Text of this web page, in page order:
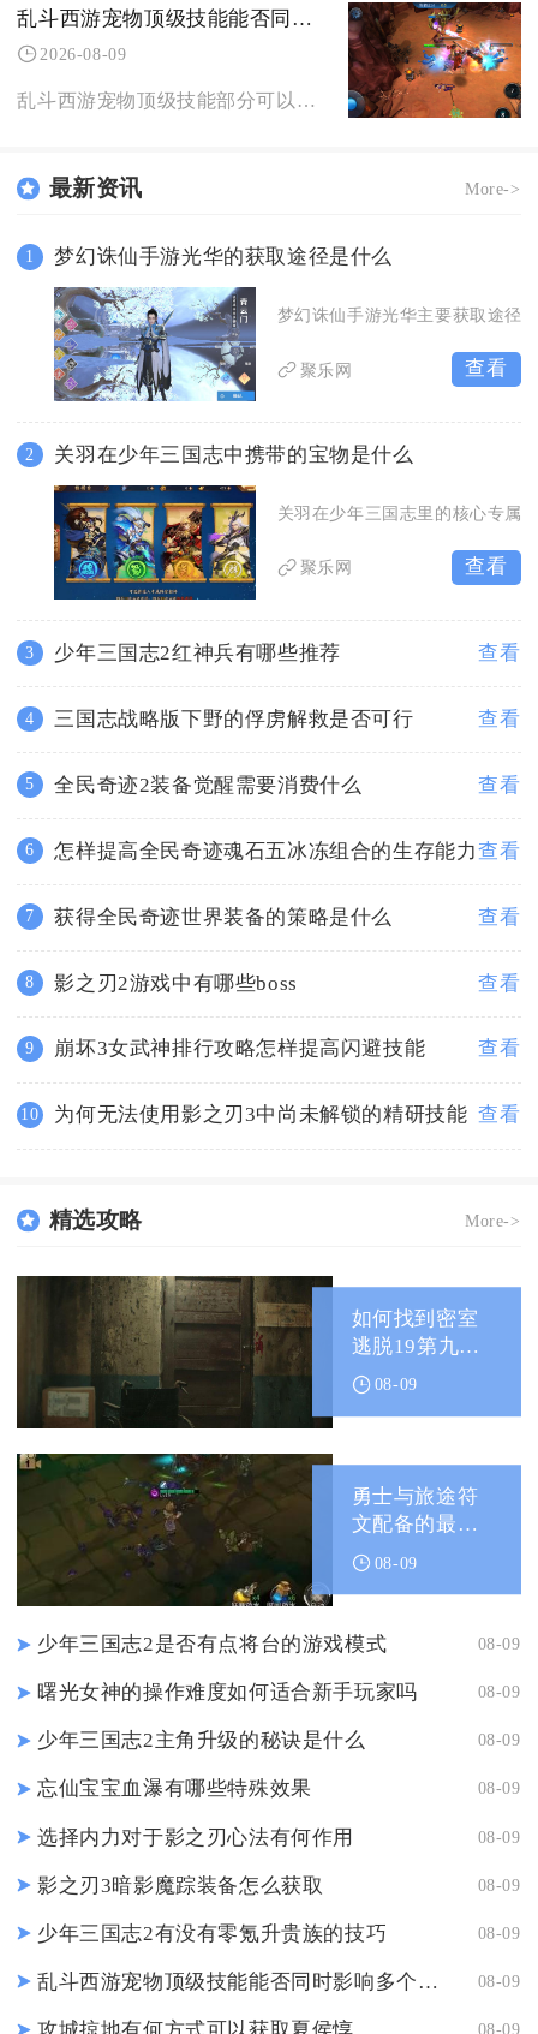
乱斗西游宠物顶级技能能否同时影响多个敌人
2026-08-09
乱斗西游宠物顶级技能部分可以同时影响多个敌人，技能能否作用多名目标取决于技能类型，并非所有
最新资讯 More->
1 梦幻诛仙手游光华的获取途径是什么
梦幻诛仙手游光华主要获取途径
聚乐网 查看
2 关羽在少年三国志中携带的宝物是什么
关羽在少年三国志里的核心专属
聚乐网 查看
3 少年三国志2红神兵有哪些推荐 查看
4 三国志战略版下野的俘虏解救是否可行 查看
5 全民奇迹2装备觉醒需要消费什么 查看
6 怎样提高全民奇迹魂石五冰冻组合的生存能力查看
7 获得全民奇迹世界装备的策略是什么 查看
8 影之刃2游戏中有哪些boss 查看
9 崩坏3女武神排行攻略怎样提高闪避技能 查看
10 为何无法使用影之刃3中尚未解锁的精研技能 查看
精选攻略 More->
如何找到密室
逃脱19第九关
的出口
08-09
勇士与旅途符
文配备的最新
阵容怎么样
08-09
少年三国志2是否有点将台的游戏模式 08-09
曙光女神的操作难度如何适合新手玩家吗 08-09
少年三国志2主角升级的秘诀是什么 08-09
忘仙宝宝血瀑有哪些特殊效果 08-09
选择内力对于影之刃心法有何作用 08-09
影之刃3暗影魔踪装备怎么获取 08-09
少年三国志2有没有零氪升贵族的技巧 08-09
乱斗西游宠物顶级技能能否同时影响多个敌人 08-09
08-09